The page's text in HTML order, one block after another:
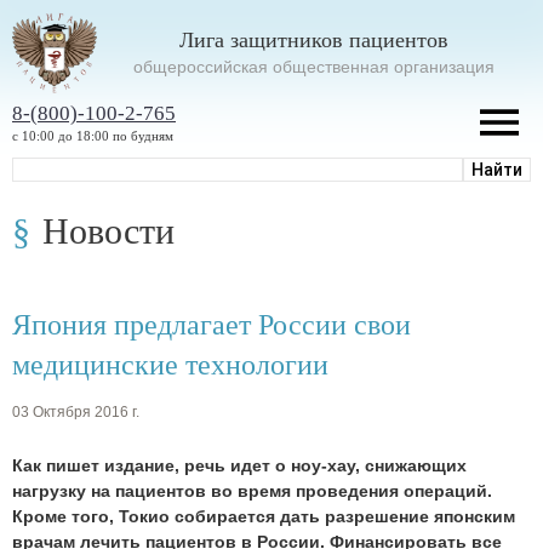
Лига защитников пациентов
oбщероссийская общественная организация
8-(800)-100-2-765
с 10:00 до 18:00 по будням
Новости
Япония предлагает России свои
медицинские технологии
03 Октября 2016 г.
Как пишет издание, речь идет о ноу-хау, снижающих
нагрузку на пациентов во время проведения операций.
Кроме того, Токио собирается дать разрешение японским
врачам лечить пациентов в России. Финансировать все